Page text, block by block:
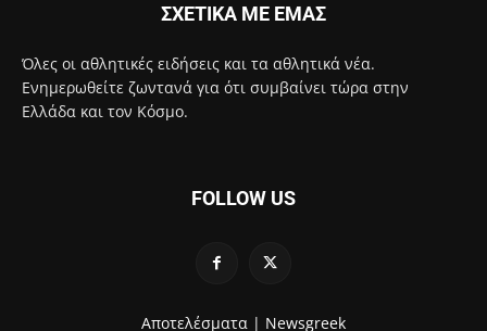
ΣΧΕΤΙΚΑ ΜΕ ΕΜΑΣ
Όλες οι αθλητικές ειδήσεις και τα αθλητικά νέα.
Ενημερωθείτε ζωντανά για ότι συμβαίνει τώρα στην
Ελλάδα και τον Κόσμο.
FOLLOW US
Αποτελέσματα | Newsgreek